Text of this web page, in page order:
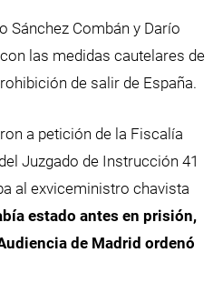
Sánchez Combán y Darío
las medidas cautelares de
de salir de España.
a petición de la Fiscalía
Juzgado de Instrucción 41
al exviceministro chavista
estado antes en prisión,
de Madrid ordenó